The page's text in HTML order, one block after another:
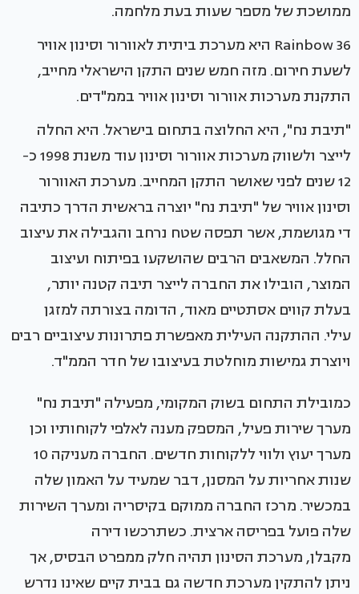
ממושכת של מספר שעות בעת מלחמה.
Rainbow 36 היא מערכת ביתית לאוורור וסינון אוויר
לשעת חירום. מזה חמש שנים התקן הישראלי מחייב,
התקנת מערכות אוורור וסינון אוויר בממ"דים.
"תיבת נח", היא החלוצה בתחום בישראל. היא החלה
לייצר ולשווק מערכות אוורור וסינון עוד משנת 1998 כ-
12 שנים לפני שאושר התקן המחייב. מערכת האוורור
וסינון אוויר של "תיבת נח" יוצרה בראשית הדרך כתיבה
די מגושמת, אשר תפסה שטח נרחב והגבילה את עיצוב
החלל. המשאבים הרבים שהושקעו בפיתוח ועיצוב
המוצר, הובילו את החברה לייצר תיבה קטנה יותר,
בעלת קווים אסתטיים מאוד, הדומה בצורתה למזגן
עילי. ההתקנה העילית מאפשרת פתרונות עיצוביים רבים
ויוצרת גמישות מוחלטת בעיצובו של חדר הממ"ד.
כמובילת התחום בשוק המקומי, מפעילה "תיבת נח"
מערך שירות פעיל, המספק מענה לאלפי לקוחותיו וכן
מערך יעוץ ולווי ללקוחות חדשים. החברה מעניקה 10
שנות אחריות על המסנן, דבר שמעיד על האמון שלה
במכשיר. מרכז החברה ממוקם בקיסריה ומערך השירות
שלה פועל בפריסה ארצית. כשתרכשו דירה
מקבלן, מערכת הסינון תהיה חלק ממפרט הבסיס, אך
ניתן להתקין מערכת חדשה גם בבית קיים שאינו נדרש